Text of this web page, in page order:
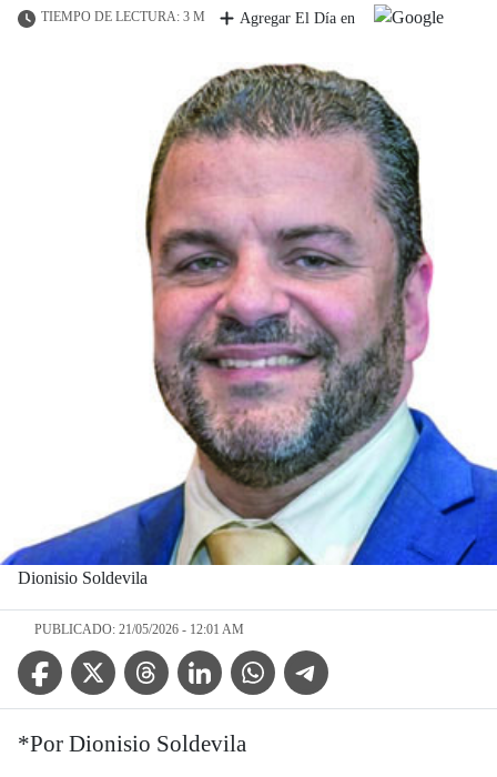
TIEMPO DE LECTURA: 3 M Agregar El Día en
Dionisio Soldevila
PUBLICADO: 21/05/2026 - 12:01 AM
Facebook IconTwitter IconThreads IconLinkedin IconWhatsApp IconTelegram Icon
*Por Dionisio Soldevila